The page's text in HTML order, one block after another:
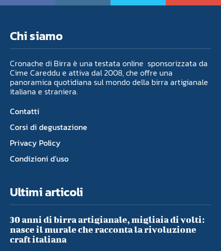
Chi siamo
Cronache di Birra è una testata online sponsorizzata da
Cime Careddu e attiva dal 2008, che offre una
panoramica quotidiana sul mondo della birra artigianale
italiana e straniera.
Contatti
Corsi di degustazione
Privacy Policy
Condizioni d’uso
Ultimi articoli
30 anni di birra artigianale, migliaia di volti:
nasce il murale che racconta la rivoluzione
craft italiana